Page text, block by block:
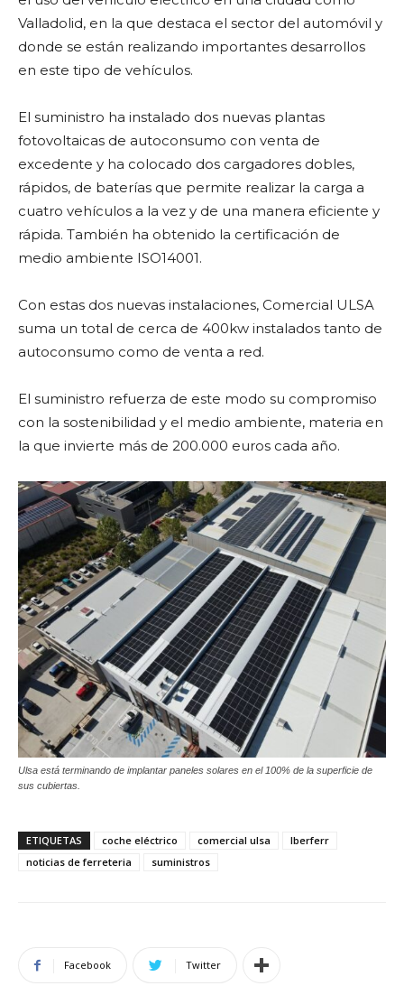
Valladolid, en la que destaca el sector del automóvil y
donde se están realizando importantes desarrollos
en este tipo de vehículos.
El suministro ha instalado dos nuevas plantas
fotovoltaicas de autoconsumo con venta de
excedente y ha colocado dos cargadores dobles,
rápidos, de baterías que permite realizar la carga a
cuatro vehículos a la vez y de una manera eficiente y
rápida. También ha obtenido la certificación de
medio ambiente ISO14001.
Con estas dos nuevas instalaciones, Comercial ULSA
suma un total de cerca de 400kw instalados tanto de
autoconsumo como de venta a red.
El suministro refuerza de este modo su compromiso
con la sostenibilidad y el medio ambiente, materia en
la que invierte más de 200.000 euros cada año.
Ulsa está terminando de implantar paneles solares en el 100% de la superficie de
sus cubiertas.
ETIQUETAS coche eléctrico comercial ulsa
Iberferr
noticias de ferreteria
suministros
Facebook Twitter